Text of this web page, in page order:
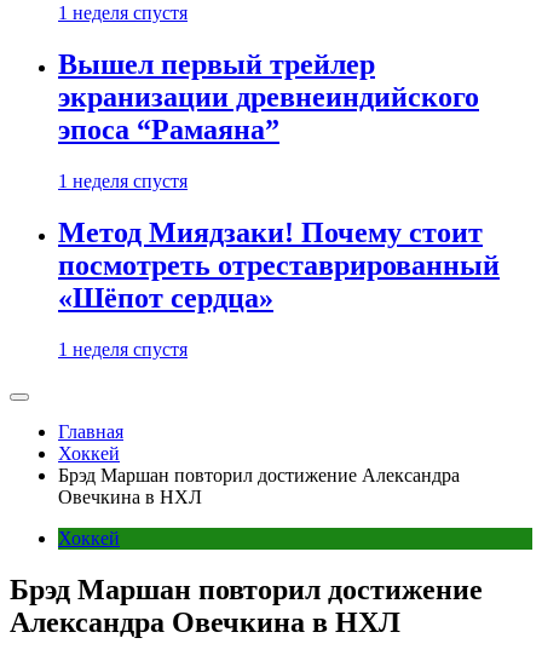
1 неделя спустя
Вышел первый трейлер
экранизации древнеиндийского
эпоса “Рамаяна”
1 неделя спустя
Метод Миядзаки! Почему стоит
посмотреть отреставрированный
«Шёпот сердца»
1 неделя спустя
Главная
Хоккей
Брэд Маршан повторил достижение Александра
Овечкина в НХЛ
Хоккей
Брэд Маршан повторил достижение
Александра Овечкина в НХЛ